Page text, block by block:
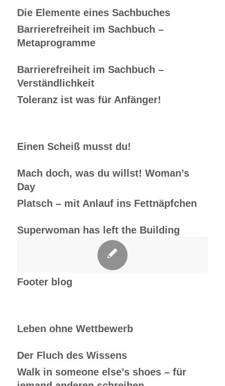
Die Elemente eines Sachbuches
Barrierefreiheit im Sachbuch –
Metaprogramme
Barrierefreiheit im Sachbuch –
Verständlichkeit
Toleranz ist was für Anfänger!
Einen Scheiß musst du!
Mach doch, was du willst! Woman’s
Day
Platsch – mit Anlauf ins Fettnäpfchen
Superwoman has left the Building
Footer blog
Leben ohne Wettbewerb
Der Fluch des Wissens
Walk in someone else’s shoes – für